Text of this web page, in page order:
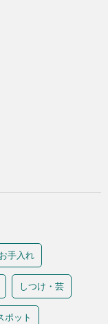
お手入れ
しつけ・芸
ポット